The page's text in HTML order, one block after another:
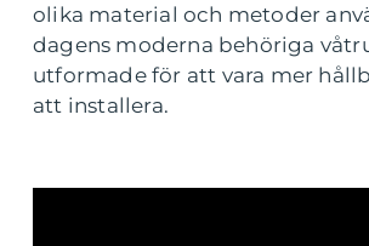
olika material och metoder
dagens moderna behöriga
utformade för att vara mer
att installera.